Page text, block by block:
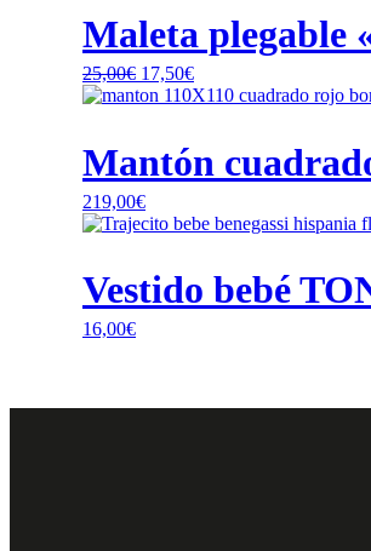
Maleta plegable
25,00€ El
precio
25,00€.
17,50€El
precio
17,50€.
Mantón
219,00€
Vestido bebé
16,00€
Este
múltiples
variantes.
Las